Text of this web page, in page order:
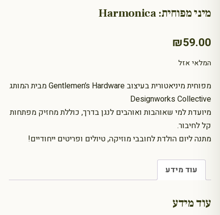
מיני מפוחית: Harmonica
₪59.00
מפוחית מיניאטורית בעיצוב Gentlemen’s Hardware מבית המותג
Designworks Collective
מיועדת למי שאוהבות ואוהבים לנגן בדרך, כוללת מחזיק מפתחות
קל לחיבור.
מתנה ליום הולדת לחובבי מוזיקה, טיולים ופריטים ייחודיים!
המלאי אזל
עוד מידע
עוד מידע